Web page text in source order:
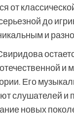
от
до
и
и
Его
слушателей и
новых